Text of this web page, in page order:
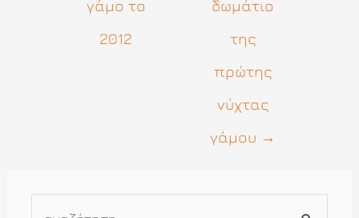
γάμο το
2012
δωμάτιο
της
πρώτης
νύχτας
γάμου →